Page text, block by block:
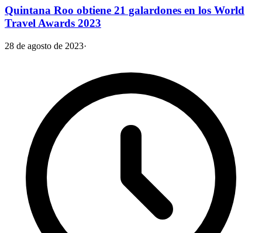
Quintana Roo obtiene 21 galardones en los World
Travel Awards 2023
28 de agosto de 2023·